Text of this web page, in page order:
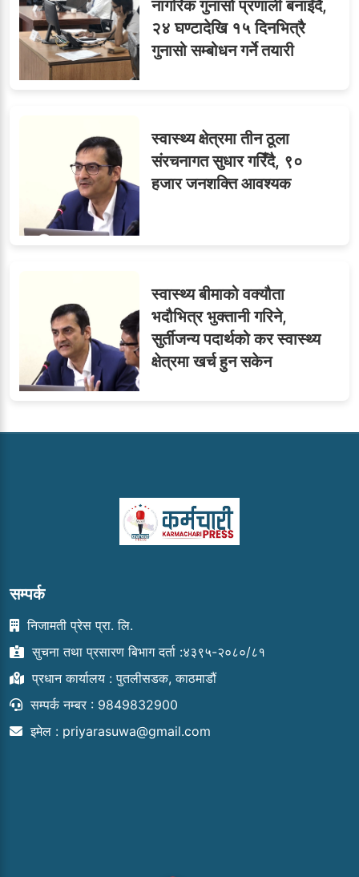
नागरिक गुनासो प्रणाली बनाइँदै,
२४ घण्टादेखि १५ दिनभित्रै
गुनासो सम्बोधन गर्ने तयारी
स्वास्थ्य क्षेत्रमा तीन ठूला
संरचनागत सुधार गरिँदै, ९०
हजार जनशक्ति आवश्यक
स्वास्थ्य बीमाको वक्यौता
भदौभित्र भुक्तानी गरिने,
सुर्तीजन्य पदार्थको कर स्वास्थ्य
क्षेत्रमा खर्च हुन सकेन
सम्पर्क
निजामती प्रेस प्रा. लि.
सुचना तथा प्रसारण बिभाग दर्ता :४३९५-२०८०/८१
प्रधान कार्यालय : पुतलीसडक, काठमाडौं
सम्पर्क नम्बर : 9849832900
इमेल : priyarasuwa@gmail.com